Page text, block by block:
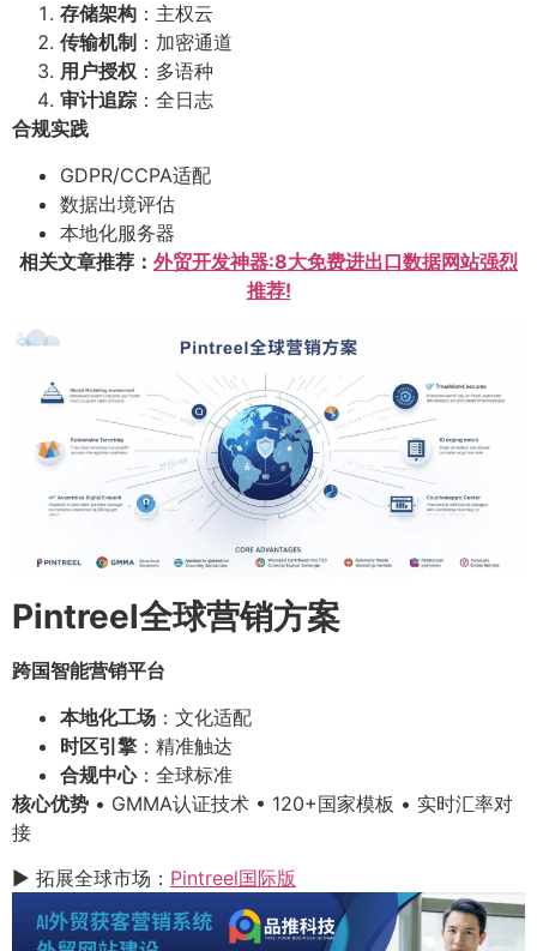
存储架构 ：主权云
传输机制 ：加密通道
用户授权 ：多语种
审计追踪 ：全日志
合规实践
GDPR/CCPA适配
数据出境评估
本地化服务器
相关文章推荐： 外贸开发神器:8大免费进出口数据网站强烈
推荐!
Pintreel全球营销方案
跨国智能营销平台
本地化工场 ：文化适配
时区引擎 ：精准触达
合规中心：全球标准
核心优势 • GMMA认证技术 • 120+国家模板 • 实时汇率对
接
▶ 拓展全球市场： Pintreel国际版